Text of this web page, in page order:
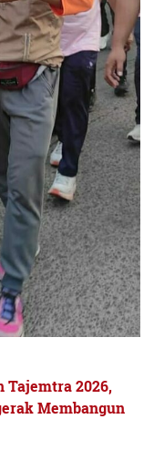
Tajemtra 2026,
Membangun